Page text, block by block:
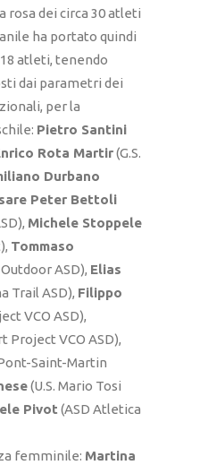
rosa dei circa 30 atleti
ha portato quindi
atleti, tenendo
dai parametri dei
per la
Pietro Santini
Rota Martir(G.S.
Durbano
Peter Bettoli
Michele Stoppele
Tommaso
ASD), Elias
Trail ASD), Filippo
VCO ASD),
Project VCO ASD),
Saint-Martin
(U.S. Mario Tosi
Pivot (ASD Atletica
femminile: Martina